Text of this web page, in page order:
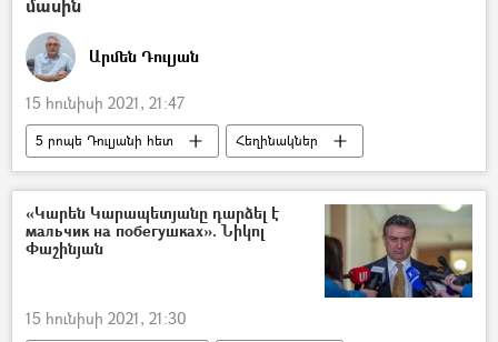
մասին
Արմեն Դուլյան
15 հունիսի 2021, 21:47
5 րոպե Դուլյանի հետ
Հեղինակներ
Իսրայել
Վարչապետ
«Կարեն Կարապետյանը դարձել է
мальчик на побегушках». Նիկոլ
Փաշինյան
15 հունիսի 2021, 21:30